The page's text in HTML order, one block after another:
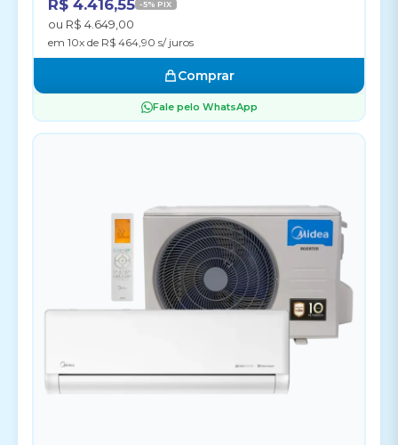
R$ 4.416,55 -5% PIX
ou R$ 4.649,00
em 10x de R$ 464,90 s/ juros
Comprar
Fale pelo WhatsApp